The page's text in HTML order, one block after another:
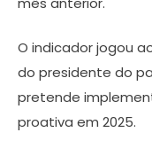
O indicador jogou
do presidente do
pretende
proativa em 2025.